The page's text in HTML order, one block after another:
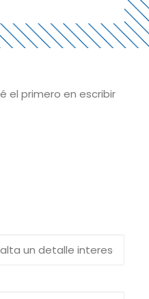
el primero en escribir